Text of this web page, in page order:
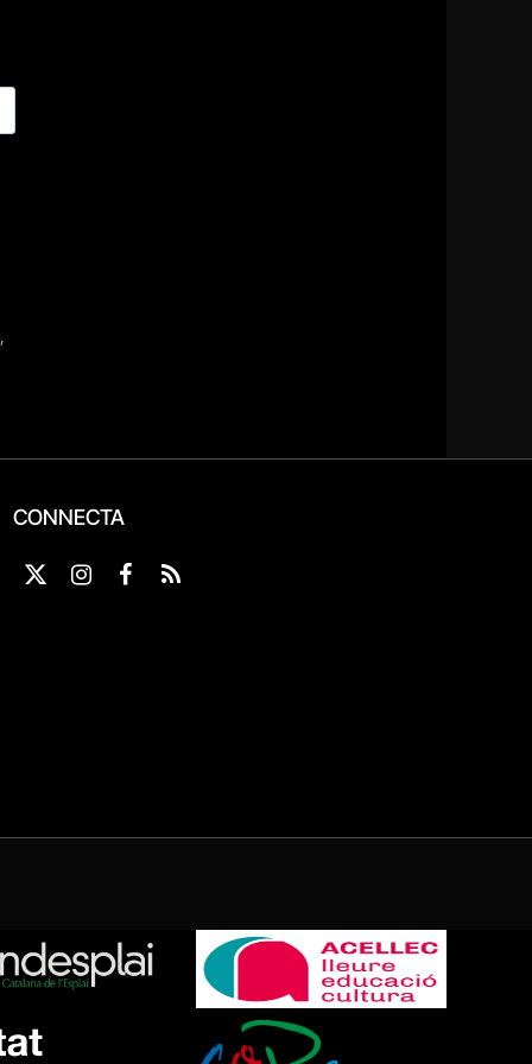
CONNECTA
X
InstagramFacebook
RSS